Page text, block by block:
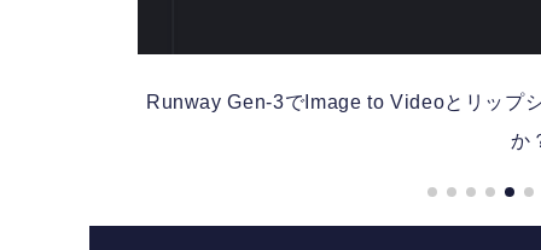
Runway Gen-3でImage to Videoとリップ
か